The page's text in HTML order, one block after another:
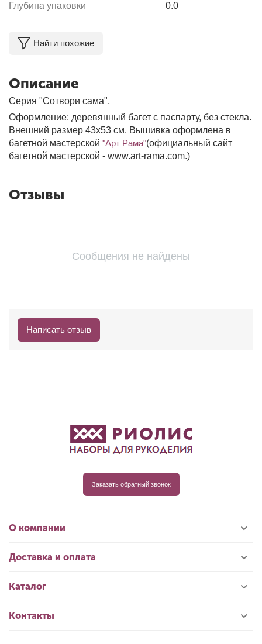
Глубина упаковки 0.0
Найти похожие
Описание
Серия "Сотвори сама",
Оформление: деревянный багет с паспарту, без стекла.
Внешний размер 43х53 см. Вышивка оформлена в
багетной мастерской "Арт Рама"(официальный сайт
багетной мастерской - www.art-rama.com.)
Отзывы
Сообщения не найдены
Написать отзыв
Заказать обратный звонок
О компании
Доставка и оплата
Каталог
Контакты